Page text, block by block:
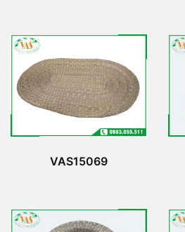
VAS15069